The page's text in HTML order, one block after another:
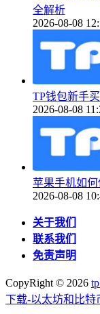
全解析
2026-08-08
TP钱包新手
2026-08-08
苹果手机如
2026-08-08
关于我们
联系我们
免责声明
CopyRight © 2026
下载-以太坊和比特